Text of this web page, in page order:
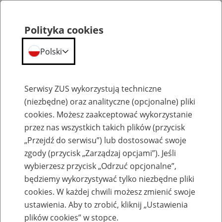
Umowa z Mongolią o zabezpieczeniu społecznym
Umowa z Mongolią o
zabezpieczeniu społecznym - gdzie
Polityka cookies
Polski
Serwisy ZUS wykorzystują techniczne
(niezbędne) oraz analityczne (opcjonalne) pliki
cookies. Możesz zaakceptować wykorzystanie
przez nas wszystkich takich plików (przycisk
„Przejdź do serwisu”) lub dostosować swoje
zgody (przycisk „Zarządzaj opcjami”). Jeśli
wybierzesz przycisk „Odrzuć opcjonalne”,
będziemy wykorzystywać tylko niezbędne pliki
cookies. W każdej chwili możesz zmienić swoje
ustawienia. Aby to zrobić, kliknij „Ustawienia
plików cookies” w stopce.